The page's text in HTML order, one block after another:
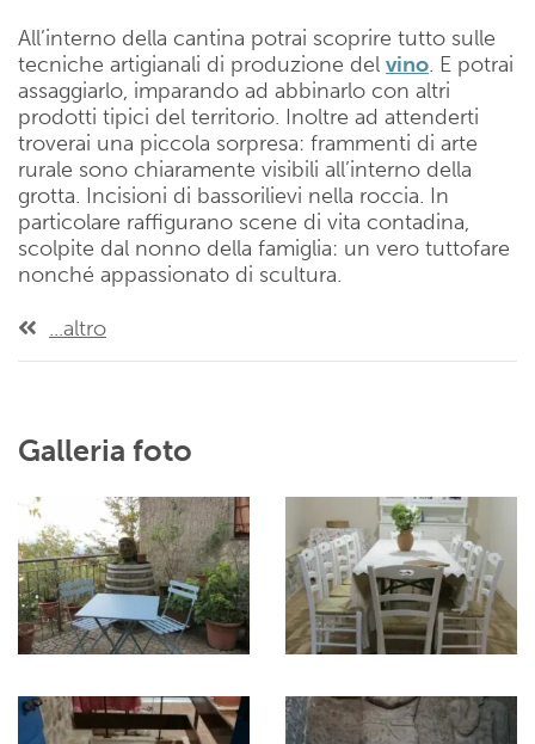
All’interno della cantina potrai scoprire tutto sulle
tecniche artigianali di produzione del vino. E potrai
assaggiarlo, imparando ad abbinarlo con altri
prodotti tipici del territorio. Inoltre ad attenderti
troverai una piccola sorpresa: frammenti di arte
rurale sono chiaramente visibili all’interno della
grotta. Incisioni di bassorilievi nella roccia. In
particolare raffigurano scene di vita contadina,
scolpite dal nonno della famiglia: un vero tuttofare
nonché appassionato di scultura.
...altro
Galleria foto